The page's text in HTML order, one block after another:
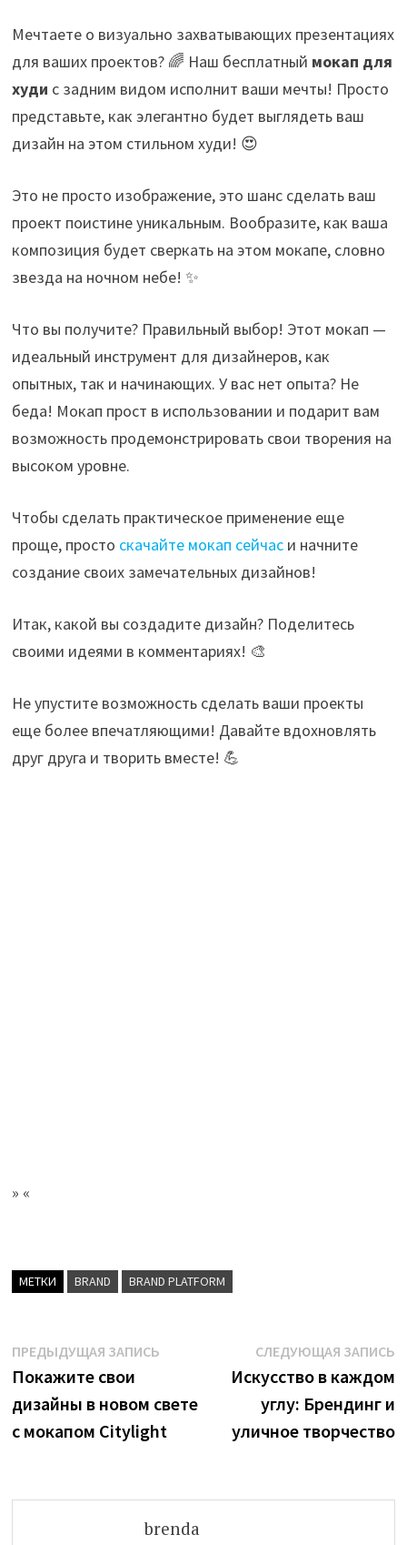
Мечтаете о визуально захватывающих презентациях
для ваших проектов? 🌈 Наш бесплатный мокап для
худи с задним видом исполнит ваши мечты! Просто
представьте, как элегантно будет выглядеть ваш
дизайн на этом стильном худи! 😍
Это не просто изображение, это шанс сделать ваш
проект поистине уникальным. Вообразите, как ваша
композиция будет сверкать на этом мокапе, словно
звезда на ночном небе! ✨
Что вы получите? Правильный выбор! Этот мокап —
идеальный инструмент для дизайнеров, как
опытных, так и начинающих. У вас нет опыта? Не
беда! Мокап прост в использовании и подарит вам
возможность продемонстрировать свои творения на
высоком уровне.
Чтобы сделать практическое применение еще
проще, просто скачайте мокап сейчас и начните
создание своих замечательных дизайнов!
Итак, какой вы создадите дизайн? Поделитесь
своими идеями в комментариях! 🎨
Не упустите возможность сделать ваши проекты
еще более впечатляющими! Давайте вдохновлять
друг друга и творить вместе! 💪
» «
МЕТКИ BRAND BRAND PLATFORM
Навигация
по
записям
ПРЕДЫДУЩАЯ ЗАПИСЬ
Покажите свои
дизайны в новом свете
с мокапом Citylight
СЛЕДУЮЩАЯ ЗАПИСЬ
Искусство в каждом
углу: Брендинг и
уличное творчество
brenda